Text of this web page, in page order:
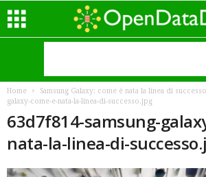
Home Samsung Galaxy: come è nata la linea di successo
galaxy-come-e-nata-la-linea-di-successo.jpg
63d7f814-samsung-
nata-la-linea-di-